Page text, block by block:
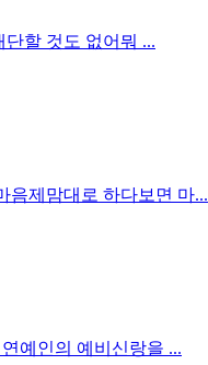
할 것도 없어뭐 ...
음제맘대로 하다보면 마...
예인의 예비신랑을 ...